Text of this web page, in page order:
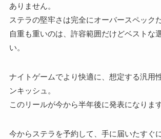
ありません。
ステラの堅牢さは完全にオーバースペック
自重も重いのは、許容範囲だけどベストな
い。
ナイトゲームでより快適に、想定する汎用
ンキッシュ。
このリールが今から半年後に発表になります
今からステラを予約して、手に届いたすぐ